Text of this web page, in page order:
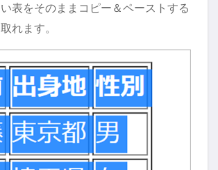
表をそのままコピー＆ペーストする
れます。